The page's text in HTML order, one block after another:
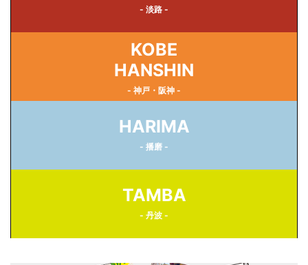
- 淡路 -
KOBE
HANSHIN
- 神戸・阪神 -
HARIMA
- 播磨 -
TAMBA
- 丹波 -